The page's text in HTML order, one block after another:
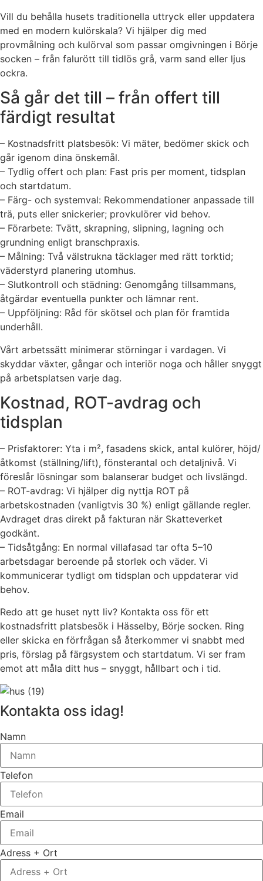
Vill du behålla husets traditionella uttryck eller uppdatera
med en modern kulörskala? Vi hjälper dig med
provmålning och kulörval som passar omgivningen i Börje
socken – från falurött till tidlös grå, varm sand eller ljus
ockra.
Så går det till – från offert till
färdigt resultat
– Kostnadsfritt platsbesök: Vi mäter, bedömer skick och
går igenom dina önskemål.
– Tydlig offert och plan: Fast pris per moment, tidsplan
och startdatum.
– Färg- och systemval: Rekommendationer anpassade till
trä, puts eller snickerier; provkulörer vid behov.
– Förarbete: Tvätt, skrapning, slipning, lagning och
grundning enligt branschpraxis.
– Målning: Två välstrukna täcklager med rätt torktid;
väderstyrd planering utomhus.
– Slutkontroll och städning: Genomgång tillsammans,
åtgärdar eventuella punkter och lämnar rent.
– Uppföljning: Råd för skötsel och plan för framtida
underhåll.
Vårt arbetssätt minimerar störningar i vardagen. Vi
skyddar växter, gångar och interiör noga och håller snyggt
på arbetsplatsen varje dag.
Kostnad, ROT-avdrag och
tidsplan
– Prisfaktorer: Yta i m², fasadens skick, antal kulörer, höjd/
åtkomst (ställning/lift), fönsterantal och detaljnivå. Vi
föreslår lösningar som balanserar budget och livslängd.
– ROT-avdrag: Vi hjälper dig nyttja ROT på
arbetskostnaden (vanligtvis 30 %) enligt gällande regler.
Avdraget dras direkt på fakturan när Skatteverket
godkänt.
– Tidsåtgång: En normal villafasad tar ofta 5–10
arbetsdagar beroende på storlek och väder. Vi
kommunicerar tydligt om tidsplan och uppdaterar vid
behov.
Redo att ge huset nytt liv? Kontakta oss för ett
kostnadsfritt platsbesök i Hässelby, Börje socken. Ring
eller skicka en förfrågan så återkommer vi snabbt med
pris, förslag på färgsystem och startdatum. Vi ser fram
emot att måla ditt hus – snyggt, hållbart och i tid.
Kontakta oss idag!
Namn
Telefon
Email
Adress + Ort